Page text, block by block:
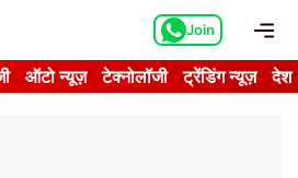
Join
ऑटो न्यूज़ टेक्नोलॉजी ट्रेंडिंग न्यूज़ देश